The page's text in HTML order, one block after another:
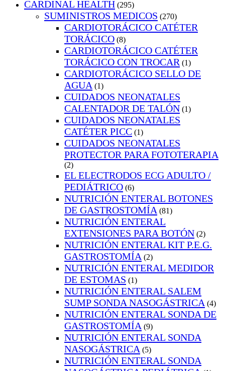
CARDINAL HEALTH (295)
SUMINISTROS MEDICOS (270)
CARDIOTORÁCICO CATÉTER
TORÁCICO (8)
CARDIOTORÁCICO CATÉTER
TORÁCICO CON TROCAR (1)
CARDIOTORÁCICO SELLO DE
AGUA (1)
CUIDADOS NEONATALES
CALENTADOR DE TALÓN (1)
CUIDADOS NEONATALES
CATÉTER PICC (1)
CUIDADOS NEONATALES
PROTECTOR PARA FOTOTERAPIA
(2)
EL ELECTRODOS ECG ADULTO /
PEDIÁTRICO (6)
NUTRICIÓN ENTERAL BOTONES
DE GASTROSTOMÍA (81)
NUTRICIÓN ENTERAL
EXTENSIONES PARA BOTÓN (2)
NUTRICIÓN ENTERAL KIT P.E.G.
GASTROSTOMÍA (2)
NUTRICIÓN ENTERAL MEDIDOR
DE ESTOMAS (1)
NUTRICIÓN ENTERAL SALEM
SUMP SONDA NASOGÁSTRICA (4)
NUTRICIÓN ENTERAL SONDA DE
GASTROSTOMÍA (9)
NUTRICIÓN ENTERAL SONDA
NASOGÁSTRICA (5)
NUTRICIÓN ENTERAL SONDA